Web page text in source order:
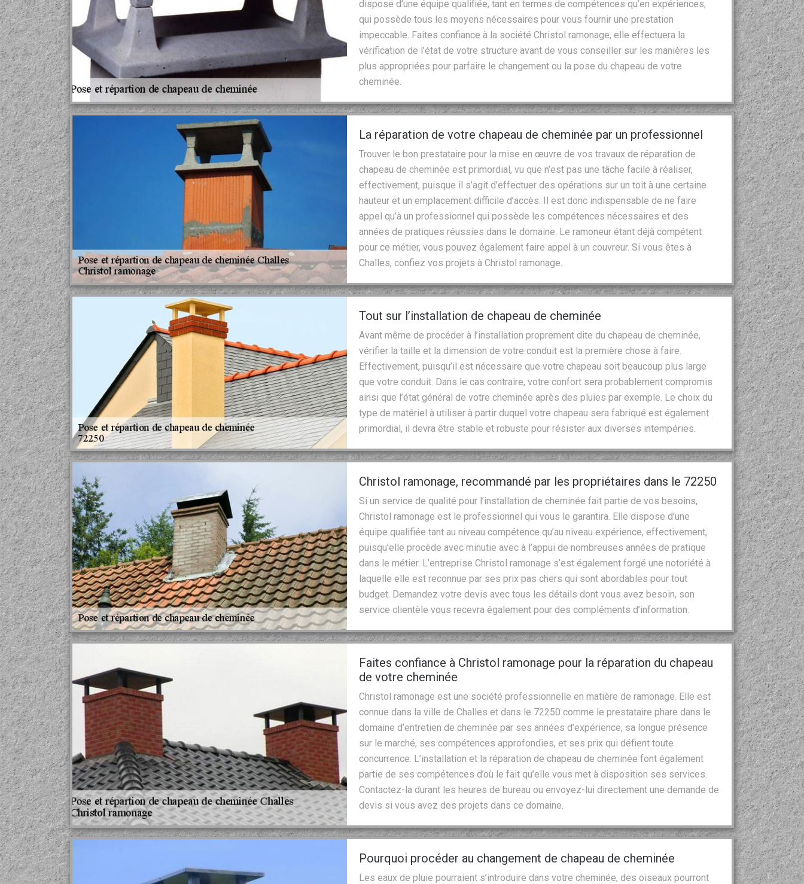
dispose d’une équipe qualifiée, tant en termes de compétences qu’en expériences,
qui possède tous les moyens nécessaires pour vous fournir une prestation
impeccable. Faites confiance à la société Christol ramonage, elle effectuera la
vérification de l’état de votre structure avant de vous conseiller sur les manières les
plus appropriées pour parfaire le changement ou la pose du chapeau de votre
cheminée.
La réparation de votre chapeau de cheminée par un professionnel
Trouver le bon prestataire pour la mise en œuvre de vos travaux de réparation de
chapeau de cheminée est primordial, vu que n’est pas une tâche facile à réaliser,
effectivement, puisque il s’agit d’effectuer des opérations sur un toit à une certaine
hauteur et un emplacement difficile d’accès. Il est donc indispensable de ne faire
appel qu’à un professionnel qui possède les compétences nécessaires et des
années de pratiques réussies dans le domaine. Le ramoneur étant déjà compétent
pour ce métier, vous pouvez également faire appel à un couvreur. Si vous êtes à
Challes, confiez vos projets à Christol ramonage.
Tout sur l’installation de chapeau de cheminée
Avant même de procéder à l’installation proprement dite du chapeau de cheminée,
vérifier la taille et la dimension de votre conduit est la première chose à faire.
Effectivement, puisqu’il est nécessaire que votre chapeau soit beaucoup plus large
que votre conduit. Dans le cas contraire, votre confort sera probablement compromis
ainsi que l’état général de votre cheminée après des pluies par exemple. Le choix du
type de matériel à utiliser à partir duquel votre chapeau sera fabriqué est également
primordial, il devra être stable et robuste pour résister aux diverses intempéries.
Christol ramonage, recommandé par les propriétaires dans le 72250
Si un service de qualité pour l’installation de cheminée fait partie de vos besoins,
Christol ramonage est le professionnel qui vous le garantira. Elle dispose d’une
équipe qualifiée tant au niveau compétence qu’au niveau expérience, effectivement,
puisqu’elle procède avec minutie avec à l’appui de nombreuses années de pratique
dans le métier. L’entreprise Christol ramonage s’est également forgé une notoriété à
laquelle elle est reconnue par ses prix pas chers qui sont abordables pour tout
budget. Demandez votre devis avec tous les détails dont vous avez besoin, son
service clientèle vous recevra également pour des compléments d’information.
Faites confiance à Christol ramonage pour la réparation du chapeau
de votre cheminée
Christol ramonage est une société professionnelle en matière de ramonage. Elle est
connue dans la ville de Challes et dans le 72250 comme le prestataire phare dans le
domaine d’entretien de cheminée par ses années d’expérience, sa longue présence
sur le marché, ses compétences approfondies, et ses prix qui défient toute
concurrence. L’installation et la réparation de chapeau de cheminée font également
partie de ses compétences d’où le fait qu’elle vous met à disposition ses services.
Contactez-la durant les heures de bureau ou envoyez-lui directement une demande de
devis si vous avez des projets dans ce domaine.
Pourquoi procéder au changement de chapeau de cheminée
Les eaux de pluie pourraient s’introduire dans votre cheminée, des oiseaux pourront